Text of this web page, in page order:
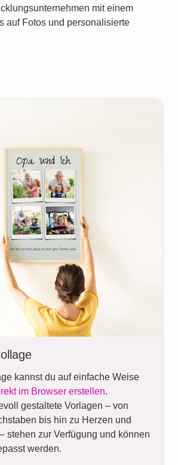
mit einem
auf Fotos und personalisierte
kannst du auf einfache Weise
im Browser erstellen.
gestaltete Vorlagen – von
bis hin zu Herzen und
stehen zur Verfügung und können
werden.